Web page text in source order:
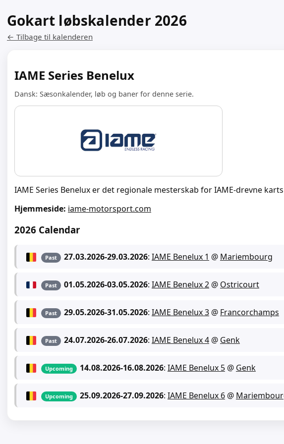
Gokart løbskalender 2026
← Tilbage til kalenderen
IAME Series Benelux
Dansk: Sæsonkalender, løb og baner for denne serie.
IAME Series Benelux er det regionale mesterskab for IAME-drevne
Hjemmeside: iame-motorsport.com
2026 Calendar
Past 27.03.2026-29.03.2026: IAME Benelux 1 @ Mariembourg
Past 01.05.2026-03.05.2026: IAME Benelux 2 @ Ostricourt
Past 29.05.2026-31.05.2026: IAME Benelux 3 @ Francorchamps
Past 24.07.2026-26.07.2026: IAME Benelux 4 @ Genk
Upcoming 14.08.2026-16.08.2026: IAME Benelux 5 @ Genk
Upcoming 25.09.2026-27.09.2026: IAME Benelux 6 @